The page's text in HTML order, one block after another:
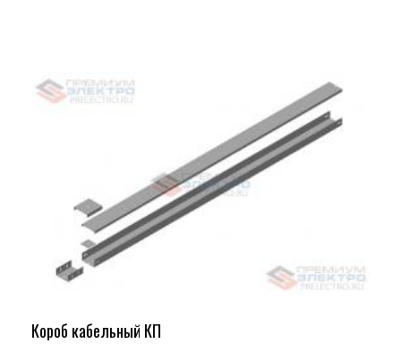
Короб кабельный КП